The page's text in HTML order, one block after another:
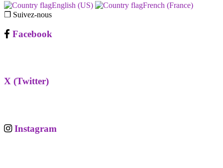
English (US)‎
French (France)‎
❐ Suivez-nous
Facebook
X (Twitter)
Instagram